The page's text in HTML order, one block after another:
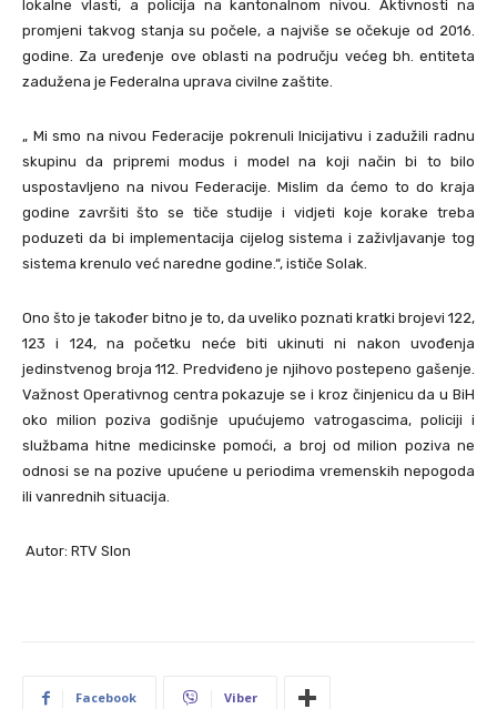
lokalne vlasti, a policija na kantonalnom nivou. Aktivnosti na
promjeni takvog stanja su počele, a najviše se očekuje od 2016.
godine. Za uređenje ove oblasti na području većeg bh. entiteta
zadužena je Federalna uprava civilne zaštite.
„ Mi smo na nivou Federacije pokrenuli Inicijativu i zadužili radnu
skupinu da pripremi modus i model na koji način bi to bilo
uspostavljeno na nivou Federacije. Mislim da ćemo to do kraja
godine završiti što se tiče studije i vidjeti koje korake treba
poduzeti da bi implementacija cijelog sistema i zaživljavanje tog
sistema krenulo već naredne godine.“, ističe Solak.
Ono što je također bitno je to, da uveliko poznati kratki brojevi 122,
123 i 124, na početku neće biti ukinuti ni nakon uvođenja
jedinstvenog broja 112. Predviđeno je njihovo postepeno gašenje.
Važnost Operativnog centra pokazuje se i kroz činjenicu da u BiH
oko milion poziva godišnje upućujemo vatrogascima, policiji i
službama hitne medicinske pomoći, a broj od milion poziva ne
odnosi se na pozive upućene u periodima vremenskih nepogoda
ili vanrednih situacija.
Autor: RTV Slon
Facebook Viber